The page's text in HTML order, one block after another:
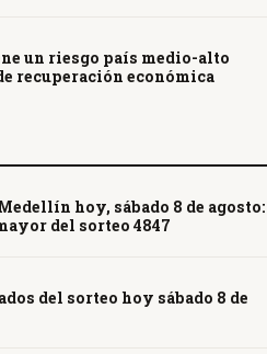
un riesgo país medio-alto
recuperación económica
hoy, sábado 8 de agosto:
del sorteo 4847
del sorteo hoy sábado 8 de